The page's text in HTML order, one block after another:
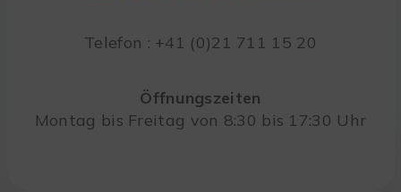
Telefon : +41 (0)21 711 15 20
Öffnungszeiten
Montag bis Freitag von 8:30 bis 17:30 Uhr